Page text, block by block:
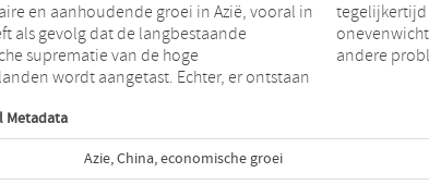
en aanhoudende groei in Azië, vooral in
als gevolg dat de langbestaande
suprematie van de hoge
wordt aangetast. Echter, er ontstaan
nieuwe en onverwachte
in de wereldeconomie, die
andere
Metadata
Azie,China,economische groei